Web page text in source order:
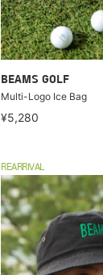
BEAMS GOLF
Multi-Logo Ice Bag
¥5,280
REARRIVAL